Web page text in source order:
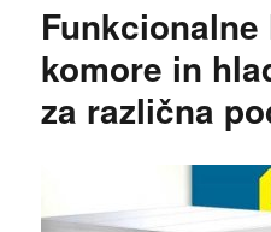
komore in
za različna